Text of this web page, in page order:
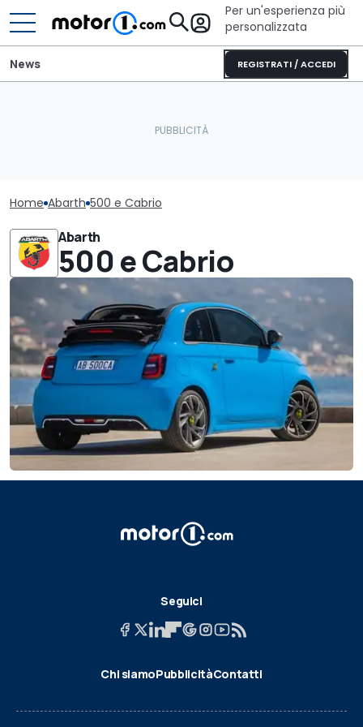
Per un'esperienza più
personalizzata
REGISTRATI / ACCEDI
News
Home Abarth 500 e Cabrio
Abarth
500 e Cabrio
Seguici
Chi siamoPubblicitàContatti